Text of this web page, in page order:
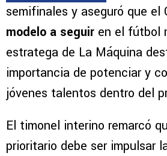
semifinales y aseguró que el
modelo a seguir en el fútbol
estratega de La Máquina
importancia de potenciar y
jóvenes talentos dentro del
El timonel interino remarcó
prioritario debe ser impulsar